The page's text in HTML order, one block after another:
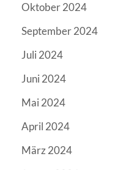
Oktober 2024
September 2024
Juli 2024
Juni 2024
Mai 2024
April 2024
März 2024